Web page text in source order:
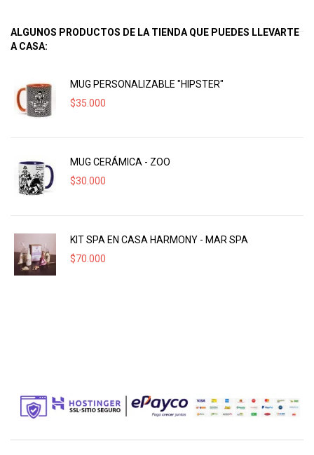
ALGUNOS PRODUCTOS DE LA TIENDA QUE PUEDES LLEVARTE
A CASA:
MUG PERSONALIZABLE "HIPSTER"
$35.000
MUG CERÁMICA - ZOO
$30.000
KIT SPA EN CASA HARMONY - MAR SPA
$70.000